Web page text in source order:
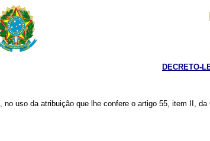
DECRETO-
, no uso da atribuição que lhe confere o artigo 55, item II, da